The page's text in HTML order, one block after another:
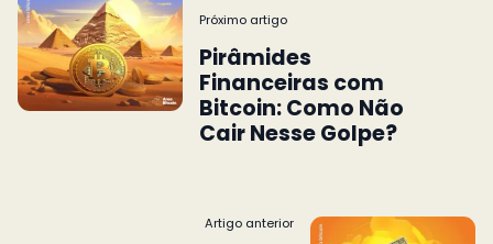
Próximo artigo
Pirâmides
Financeiras com
Bitcoin: Como Não
Cair Nesse Golpe?
Artigo anterior